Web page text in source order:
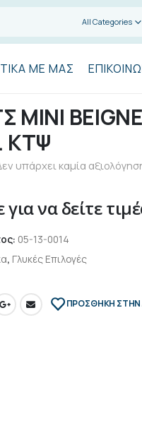
All Categories
ΜΕ ΜΑΣ
ΜΙΝΙ
ΚΤΨ
υπάρχει καμία
για να δείτε
05-13-0014
, Γλυκές Επιλογές
ΠΡΌΣΘΉΚΗ ΣΤΗΝ